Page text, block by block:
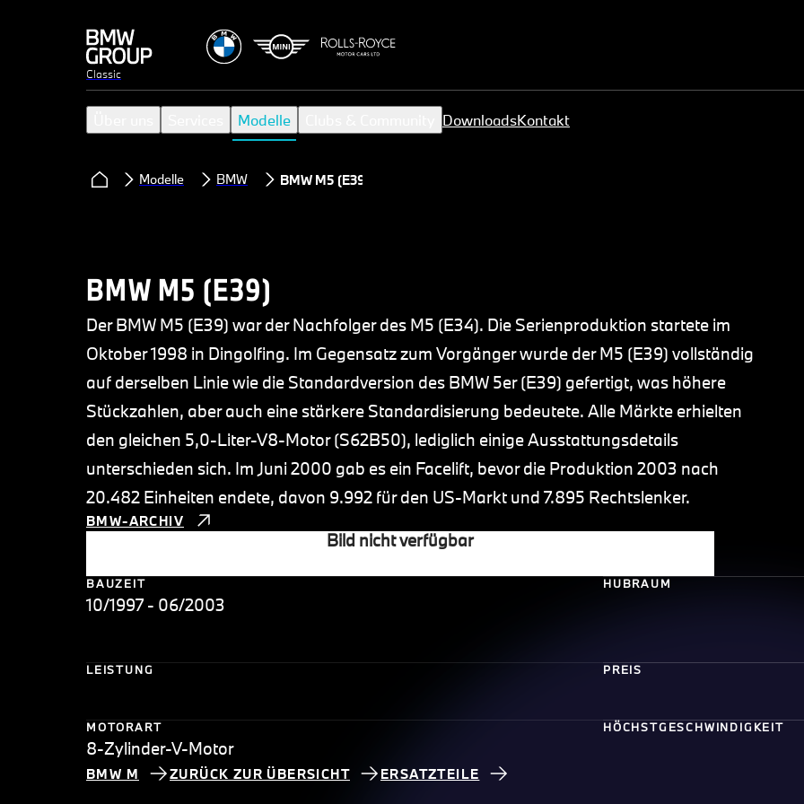
Classic
Modelle DownloadsKontakt
Modelle BMW BMW M5 (E39)
BMW M5 (E39)
Der BMW M5 (E39) war der Nachfolger des M5 (E34). Die Serienproduktion startete im
Oktober 1998 in Dingolfing. Im Gegensatz zum Vorgänger wurde der M5 (E39) vollständig
auf derselben Linie wie die Standardversion des BMW 5er (E39) gefertigt, was höhere
Stückzahlen, aber auch eine stärkere Standardisierung bedeutete. Alle Märkte erhielten
den gleichen 5,0-Liter-V8-Motor (S62B50), lediglich einige Ausstattungsdetails
unterschieden sich. Im Juni 2000 gab es ein Facelift, bevor die Produktion 2003 nach
20.482 Einheiten endete, davon 9.992 für den US-Markt und 7.895 Rechtslenker.
BMW-ARCHIV
Bild nicht verfügbar
BAUZEIT
10/1997 - 06/2003
HUBRAUM
LEISTUNG PREIS
MOTORART
8-Zylinder-V-Motor
HÖCHSTGESCHWINDIGKEIT
BMW M ZURÜCK ZUR ÜBERSICHT ERSATZTEILE